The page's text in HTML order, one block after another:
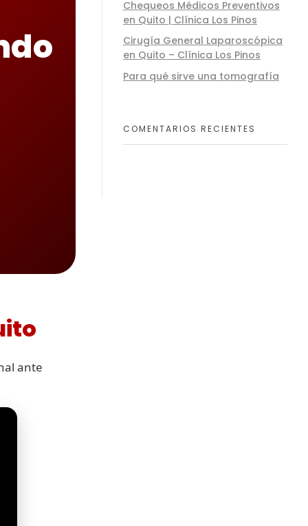
ante
Chequeos Médicos Preventivos
en Quito | Clínica Los Pinos
Cirugía General Laparoscópica
en Quito – Clínica Los Pinos
Para qué sirve una tomografía
COMENTARIOS RECIENTES